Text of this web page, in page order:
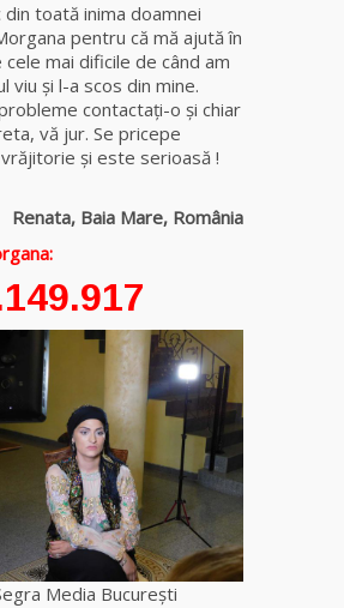
Vrăjitoarea
Morgana,
maestra
magiei
negre
Ana Maria
a revenit
din
Ierusalim
Margareta
care
lucrează cu
5 tipuri de
magie
din toată inima doamnei
pentru că mă ajută în
mai dificile de când am
viu și l-a scos din mine.
contactaţi-o şi chiar
vă jur. Se pricepe
și este serioasă !
Baia Mare, România
Media București